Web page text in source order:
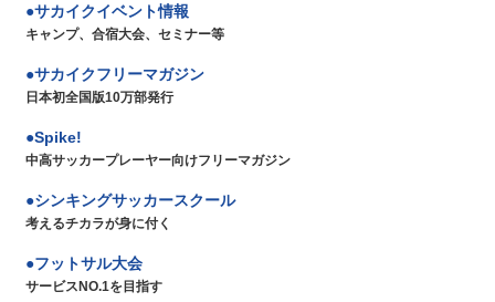
サカイクイベント情報
キャンプ、合宿大会、セミナー等
サカイクフリーマガジン
日本初全国版10万部発行
Spike!
中高サッカープレーヤー向けフリーマガジン
シンキングサッカースクール
考えるチカラが身に付く
フットサル大会
サービスNO.1を目指す